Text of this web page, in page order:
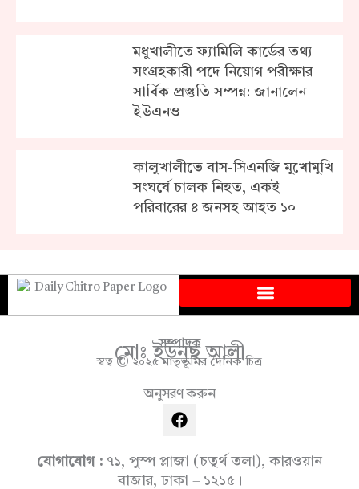
মধুখালীতে ফ্যামিলি কার্ডের তথ্য
সংগ্রহকারী পদে নিয়োগ পরীক্ষার
সার্বিক প্রস্তুতি সম্পন্ন: জানালেন
ইউএনও
কালুখালীতে বাস-সিএনজি মুখোমুখি
সংঘর্ষে চালক নিহত, একই
পরিবারের ৪ জনসহ আহত ১০
সম্পাদক
মোঃ ইউনুছ আলী
স্বত্ব © ২০২৫ মাতৃভূমির দৈনিক চিত্র
অনুসরণ করুন
F
a
e
b
যোগাযোগ : ৭১, পুস্প প্লাজা (চতুর্থ তলা), কারওয়ান
বাজার, ঢাকা – ১২১৫।